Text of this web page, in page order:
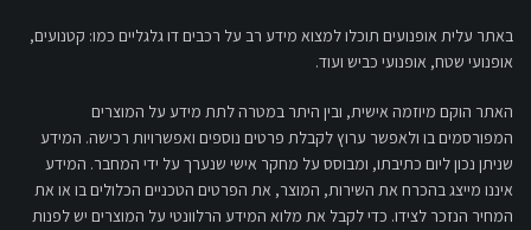
באתר עלית אופנועים תוכלו למצוא מידע רב על רכבים דו גלגליים כמו: קטנועים,
אופנועי שטח, אופנועי כביש ועוד.
האתר הוקם מיוזמה אישית, ובין היתר במטרה לתת מידע על המוצרים
המפורסמים בו ולאפשר ערוץ לקבלת פרטים נוספים ואפשרויות רכישה. המידע
שניתן נכון ליום כתיבתו, ומבוסס על מחקר אישי שנערך על ידי המחבר. המידע
איננו מייצג בהכרח את השירות, המוצר, את הפרטים הטכניים הכלולים בו או את
המחיר הנזכר לצידו. כדי לקבל את מלוא המידע הרלוונטי על המוצרים יש לפנות